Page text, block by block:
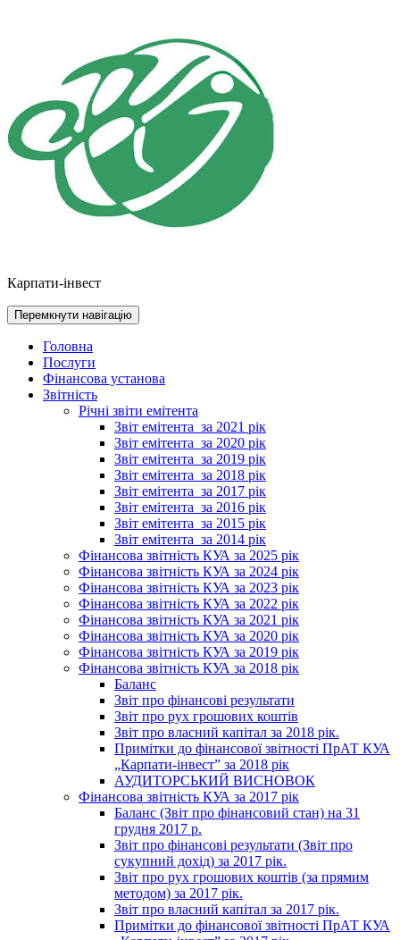
Карпати-інвест
Перемкнути навігацію
Головна
Послуги
Фінансова установа
Звітність
Річні звіти емітента
Звіт емітента_за 2021 рік
Звіт емітента_за 2020 рік
Звіт емітента_за 2019 рік
Звіт емітента_за 2018 рік
Звіт емітента_за 2017 рік
Звіт емітента_за 2016 рік
Звіт емітента_за 2015 рік
Звіт емітента_за 2014 рік
Фінансова звітність КУА за 2025 рік
Фінансова звітність КУА за 2024 рік
Фінансова звітність КУА за 2023 рік
Фінансова звітність КУА за 2022 рік
Фінансова звітність КУА за 2021 рік
Фінансова звітність КУА за 2020 рік
Фінансова звітність КУА за 2019 рік
Фінансова звітність КУА за 2018 рік
Баланс
Звіт про фінансові результати
Звіт про рух грошових коштів
Звіт про власний капітал за 2018 рік.
Примітки до фінансової звітності ПрАТ КУА
„Карпати-інвест” за 2018 рік
АУДИТОРСЬКИЙ ВИСНОВОК
Фінансова звітність КУА за 2017 рік
Баланс (Звіт про фінансовий стан) на 31
грудня 2017 р.
Звіт про фінансові результати (Звіт про
сукупний дохід) за 2017 рік.
Звіт про рух грошових коштів (за прямим
методом) за 2017 рік.
Звіт про власний капітал за 2017 рік.
Примітки до фінансової звітності ПрАТ КУА